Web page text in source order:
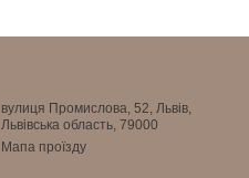
вулиця Промислова, 52, Львів,
Львівська область, 79000
Мапа проїзду